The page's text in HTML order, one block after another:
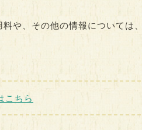
や、その他の情報については
こちら